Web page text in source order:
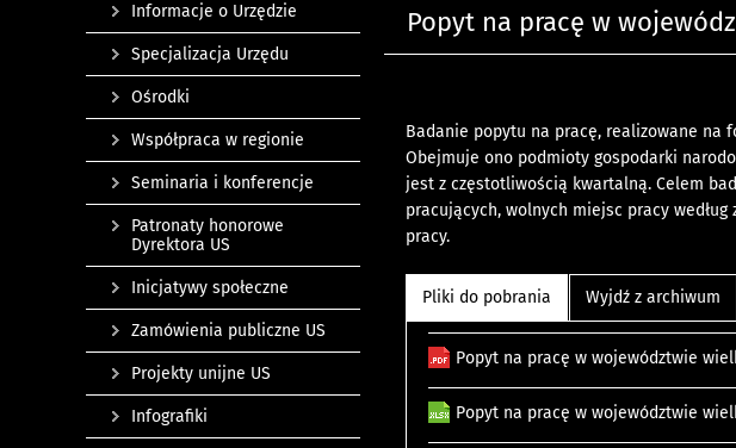
Popyt na pracę w
Badanie popytu na pracę, realizowane na
Obejmuje ono podmioty gospodarki
jest z częstotliwością kwartalną. Celem
pracujących, wolnych miejsc pracy
pracy.
Pliki do pobrania Wyjdź z archiwum
Popyt na pracę w województwie
Popyt na pracę w województwie
Informacje o Urzędzie
Specjalizacja Urzędu
Ośrodki
Współpraca w regionie
Seminaria i konferencje
Patronaty honorowe
Dyrektora US
Inicjatywy społeczne
Zamówienia publiczne US
Projekty unijne US
Infografiki